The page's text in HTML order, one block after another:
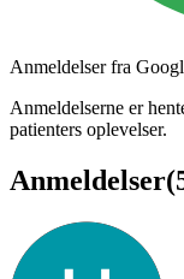
Anmeldelser fra
Anmeldelserne er
patienters oplevelser.
Anmeldelser(